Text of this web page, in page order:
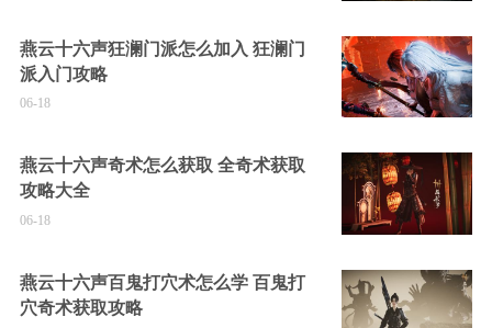
燕云十六声狂澜门派怎么加入 狂澜门
派入门攻略
06-18
燕云十六声奇术怎么获取 全奇术获取
攻略大全
06-18
燕云十六声百鬼打穴术怎么学 百鬼打
穴奇术获取攻略